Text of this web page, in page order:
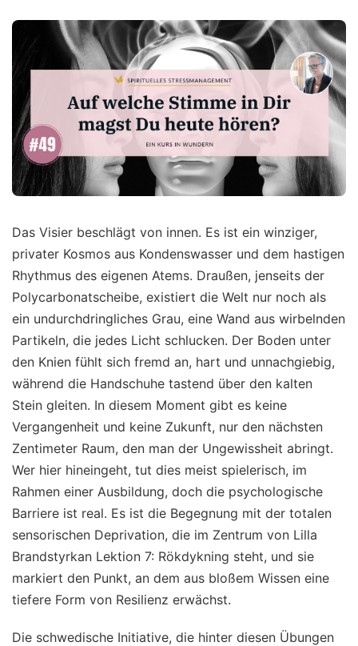
Das Visier beschlägt von innen. Es ist ein winziger,
privater Kosmos aus Kondenswasser und dem hastigen
Rhythmus des eigenen Atems. Draußen, jenseits der
Polycarbonatscheibe, existiert die Welt nur noch als
ein undurchdringliches Grau, eine Wand aus wirbelnden
Partikeln, die jedes Licht schlucken. Der Boden unter
den Knien fühlt sich fremd an, hart und unnachgiebig,
während die Handschuhe tastend über den kalten
Stein gleiten. In diesem Moment gibt es keine
Vergangenheit und keine Zukunft, nur den nächsten
Zentimeter Raum, den man der Ungewissheit abringt.
Wer hier hineingeht, tut dies meist spielerisch, im
Rahmen einer Ausbildung, doch die psychologische
Barriere ist real. Es ist die Begegnung mit der totalen
sensorischen Deprivation, die im Zentrum von Lilla
Brandstyrkan Lektion 7: Rökdykning steht, und sie
markiert den Punkt, an dem aus bloßem Wissen eine
tiefere Form von Resilienz erwächst.
Die schwedische Initiative, die hinter diesen Übungen